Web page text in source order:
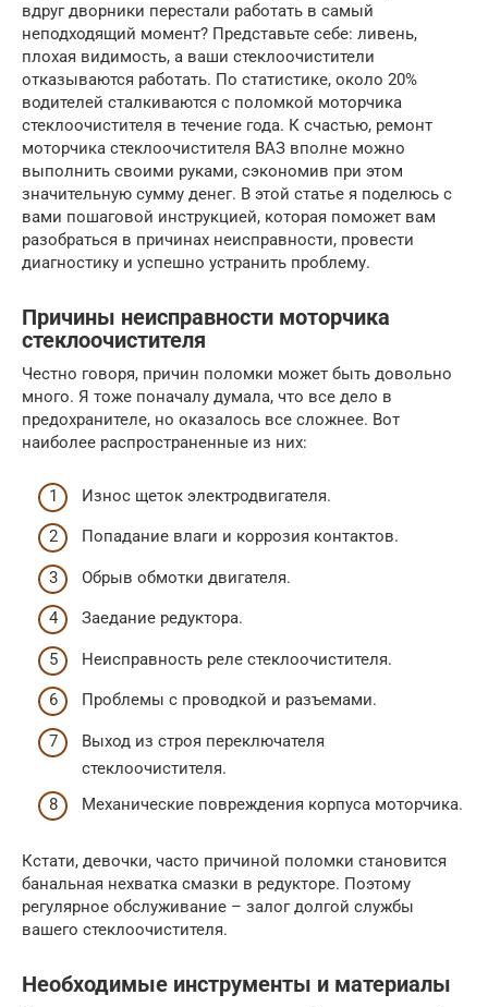
вдруг дворники перестали работать в самый
неподходящий момент? Представьте себе: ливень,
плохая видимость, а ваши стеклоочистители
отказываются работать. По статистике, около 20%
водителей сталкиваются с поломкой моторчика
стеклоочистителя в течение года. К счастью, ремонт
моторчика стеклоочистителя ВАЗ вполне можно
выполнить своими руками, сэкономив при этом
значительную сумму денег. В этой статье я поделюсь с
вами пошаговой инструкцией, которая поможет вам
разобраться в причинах неисправности, провести
диагностику и успешно устранить проблему.
Причины неисправности моторчика
стеклоочистителя
Честно говоря, причин поломки может быть довольно
много. Я тоже поначалу думала, что все дело в
предохранителе, но оказалось все сложнее. Вот
наиболее распространенные из них:
Износ щеток электродвигателя.
Попадание влаги и коррозия контактов.
Обрыв обмотки двигателя.
Заедание редуктора.
Неисправность реле стеклоочистителя.
Проблемы с проводкой и разъемами.
Выход из строя переключателя
стеклоочистителя.
Механические повреждения корпуса моторчика.
Кстати, девочки, часто причиной поломки становится
банальная нехватка смазки в редукторе. Поэтому
регулярное обслуживание – залог долгой службы
вашего стеклоочистителя.
Необходимые инструменты и материалы